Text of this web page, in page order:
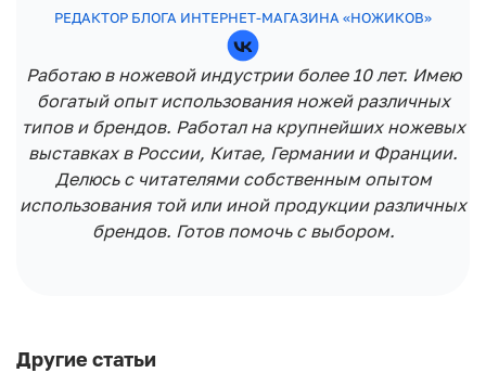
РЕДАКТОР БЛОГА ИНТЕРНЕТ-МАГАЗИНА «НОЖИКОВ»
Работаю в ножевой индустрии более 10 лет. Имею
богатый опыт использования ножей различных
типов и брендов. Работал на крупнейших ножевых
выставках в России, Китае, Германии и Франции.
Делюсь с читателями собственным опытом
использования той или иной продукции различных
брендов. Готов помочь с выбором.
Другие статьи